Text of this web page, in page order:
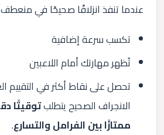
عندما تنفذ انزلاقًا صحيحًا في
تكسب سرعة إضافية
تُظهر مهارتك أمام اللاعبين
تحصل على نقاط أكثر في التقييم
الانجراف الصحيح يتطلبتوقيتًا
ممتازًا بين الفرامل والتسارع.